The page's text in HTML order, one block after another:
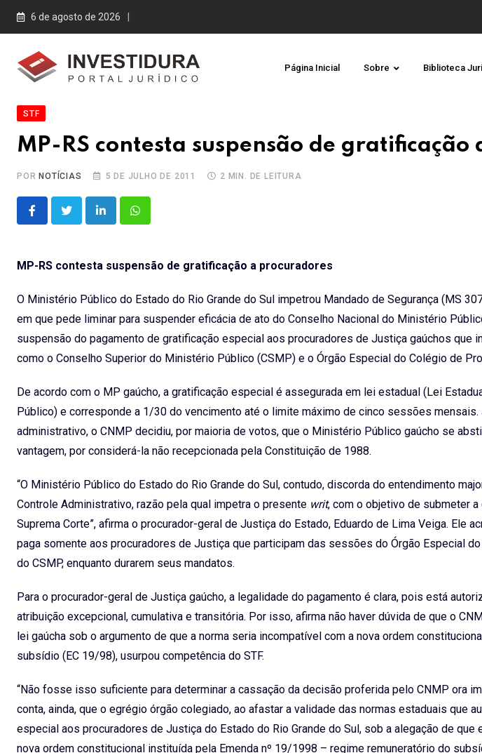
Skip
6 de agosto de 2026
Página Inicial Sobre Biblioteca
STF
MP-RS contesta suspensão de
PORNOTÍCIAS 5 DE JULHO DE 2011 2 MIN. DE LEITURA
LinkedInWhatsapp
MP-RS contesta suspensão de gratificação a procuradores
O Ministério Público do Estado do Rio Grande do Sul impetrou Mandado de Segurança (MS
em que pede liminar para suspender eficácia de ato do Conselho Nacional do Ministério
suspensão do pagamento de gratificação especial aos procuradores de Justiça gaúchos que
como o Conselho Superior do Ministério Público (CSMP) e o Órgão Especial do Colégio de
De acordo com o MP gaúcho, a gratificação especial é assegurada em lei estadual (Lei
Público) e corresponde a 1/30 do vencimento até o limite máximo de cinco sessões
administrativo, o CNMP decidiu, por maioria de votos, que o Ministério Público gaúcho se
vantagem, por considerá-la não recepcionada pela Constituição de 1988.
“O Ministério Público do Estado do Rio Grande do Sul, contudo, discorda do entendimento
Controle Administrativo, razão pela qual impetra o presente writ, com o objetivo de submeter
Suprema Corte”, afirma o procurador-geral de Justiça do Estado, Eduardo de Lima Veiga. Ele
paga somente aos procuradores de Justiça que participam das sessões do Órgão Especial
do CSMP, enquanto durarem seus mandatos.
Para o procurador-geral de Justiça gaúcho, a legalidade do pagamento é clara, pois está
atribuição excepcional, cumulativa e transitória. Por isso, afirma não haver dúvida de que o
lei gaúcha sob o argumento de que a norma seria incompatível com a nova ordem
subsídio (EC 19/98), usurpou competência do STF.
“Não fosse isso suficiente para determinar a cassação da decisão proferida pelo CNMP ora
conta, ainda, que o egrégio órgão colegiado, ao afastar a validade das normas estaduais que
especial aos procuradores de Justiça do Estado do Rio Grande do Sul, sob a alegação de
nova ordem constitucional instituída pela Emenda nº 19/1998 – regime remuneratório do